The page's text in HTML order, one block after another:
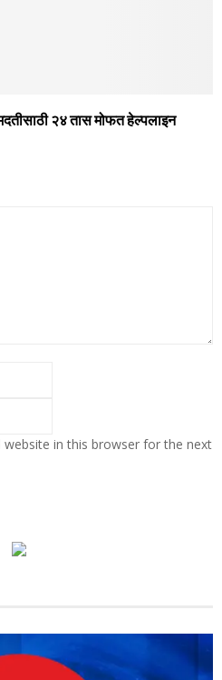
२४ तास मोफत हेल्पलाइन
website in this browser for the next